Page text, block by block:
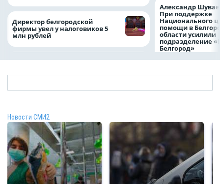
Директор белгородской
фирмы увел у налоговиков 5
млн рублей
Александр
При поддержке
Национального
помощи в
области усилили
подразделение
Белгород»
Новости СМИ2